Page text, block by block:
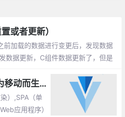
或者更新）
前加载的数据进行变更后，发现数据
数据更新，C组件数据更新了，但是
Vuetify基于vue2.0,为移动而生的组件框架
）,SPA（单
应用程序）